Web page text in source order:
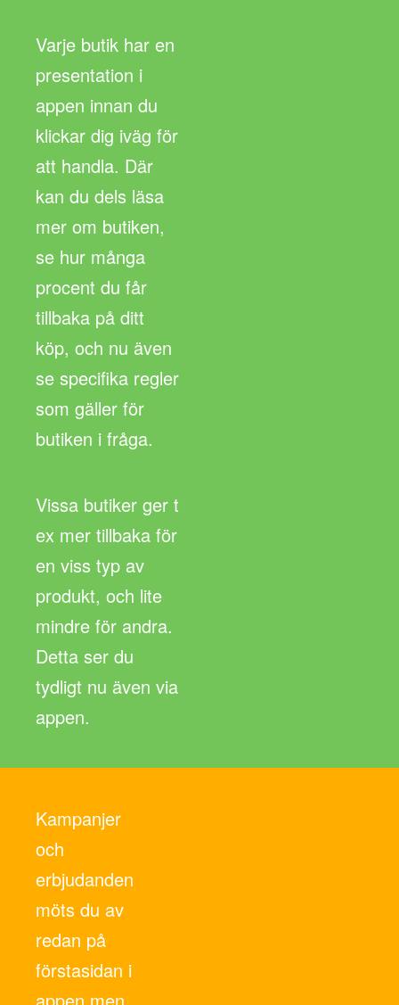
Varje butik har en
presentation i
appen innan du
klickar dig iväg för
att handla. Där
kan du dels läsa
mer om butiken,
se hur många
procent du får
tillbaka på ditt
köp, och nu även
se specifika regler
som gäller för
butiken i fråga.
Vissa butiker ger t
ex mer tillbaka för
en viss typ av
produkt, och lite
mindre för andra.
Detta ser du
tydligt nu även via
appen.
Kampanjer
och
erbjudanden
möts du av
redan på
förstasidan i